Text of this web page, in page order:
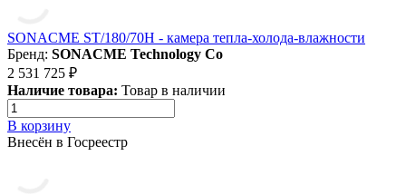
SONACME ST/180/70H - камера тепла-холода-влажности
Бренд: SONACME Technology Co
2 531 725 ₽
Наличие товара: Товар в наличии
В корзину
Внесён в Госреестр